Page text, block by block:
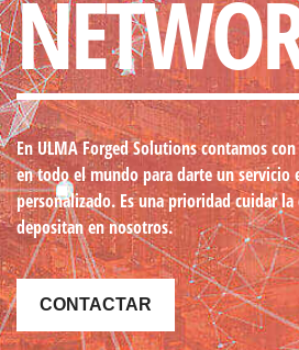
En ULMA Forged Solutions contamos
en todo el mundopara darte un servicio
personalizado. Es una prioridad cuidar
depositan en nosotros.
CONTACTAR